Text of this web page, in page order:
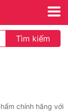
Tìm kiếm
chính hãng với